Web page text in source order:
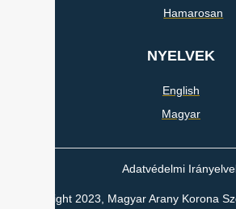
Hamarosan
NYELVEK
English
Magyar
Adatvédelmi
© Copyright 2023, Magyar Arany Korona